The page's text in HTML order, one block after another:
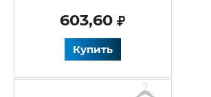
603,60
Купить